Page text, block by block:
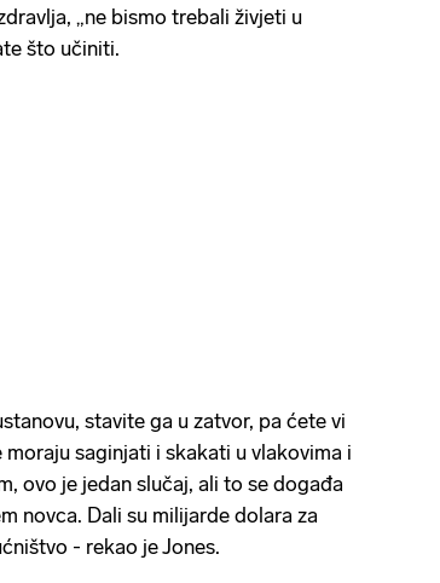
„ne bismo trebali živjeti u
što učiniti.
stavite ga u zatvor, pa ćete vi
saginjati i skakati u vlakovima i
ovo je jedan slučaj, ali to se događa
novca. Dali su milijarde dolara za
- rekao je Jones.